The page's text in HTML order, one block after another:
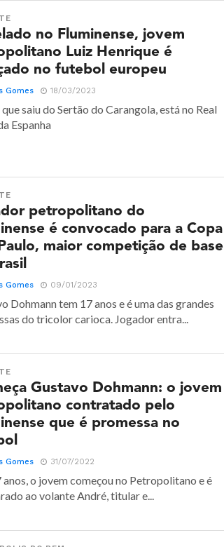
no Fluminense, jovem
Luiz Henrique é
no futebol europeu
Gomes 18/03/2023
saiu do Sertão do Carangola, está no Real
Espanha
petropolitano do
é convocado para a Copa
maior competição de base
Gomes 09/01/2023
Dohmann tem 17 anos e é uma das grandes
do tricolor carioca. Jogador entra...
Gustavo Dohmann: o jovem
contratado pelo
que é promessa no
Gomes 31/07/2022
anos, o jovem começou no Petropolitano e é
ao volante André, titular e...